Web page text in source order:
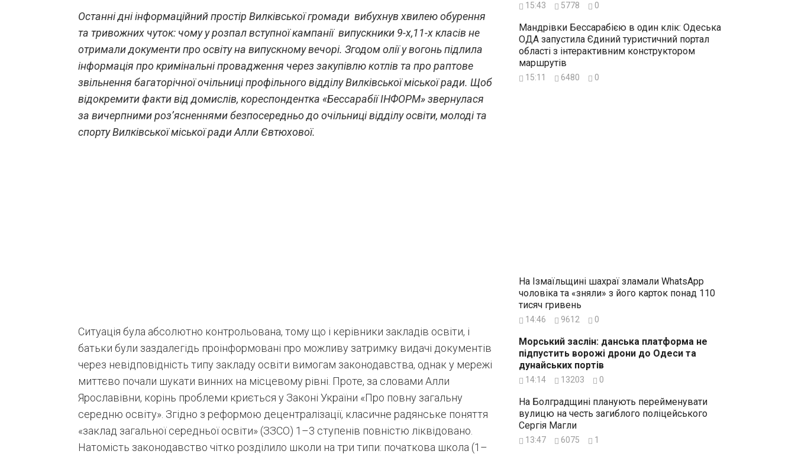
Останні дні інформаційний простір Вилківської громади вибухнув хвилею обурення
та тривожних чуток: чому у розпал вступної кампанії випускники 9-х,11-х класів не
отримали документи про освіту на випускному вечорі. Згодом олії у вогонь підлила
інформація про кримінальні провадження через закупівлю котлів та про раптове
звільнення багаторічної очільниці профільного відділу Вилківської міської ради. Щоб
відокремити факти від домислів, кореспондентка «Бессарабії ІНФОРМ» звернулася
за вичерпними роз’ясненнями безпосередньо до очільниці відділу освіти, молоді та
спорту Вилківської міської ради Алли Євтюхової.
Ситуація була абсолютно контрольована, тому що і керівники закладів освіти, і
батьки були заздалегідь проінформовані про можливу затримку видачі документів
через невідповідність типу закладу освіти вимогам законодавства, однак у мережі
миттєво почали шукати винних на місцевому рівні. Проте, за словами Алли
Ярославівни, корінь проблеми криється у Законі України «Про повну загальну
середню освіту». Згідно з реформою децентралізації, класичне радянське поняття
«заклад загальної середньої освіти» (ЗЗСО) 1–3 ступенів повністю ліквідовано.
Натомість законодавство чітко розділило школи на три типи: початкова школа (1–
15:43 5778 0
Мандрівки Бессарабією в один клік: Одеська
ОДА запустила Єдиний туристичний портал
області з інтерактивним конструктором
маршрутів
15:11 6480 0
На Ізмаїльщині шахраї зламали WhatsApp
чоловіка та «зняли» з його карток понад 110
тисяч гривень
14:46 9612 0
Морський заслін: данська платформа не
підпустить ворожі дрони до Одеси та
дунайських портів
14:14 13203 0
На Болградщині планують перейменувати
вулицю на честь загиблого поліцейського
Сергія Магли
13:47 6075 1